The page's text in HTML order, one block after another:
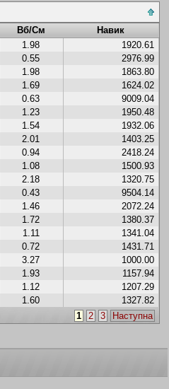
Вб/См
Навик
1.98
1920.61
0.55
2976.99
1.98
1863.80
1.69
1624.02
0.63
9009.04
1.23
1950.48
1.54
1932.06
2.01
1403.25
0.94
2418.24
1.08
1500.93
2.18
1320.75
0.43
9504.14
1.46
2072.24
1.72
1380.37
1.11
1341.04
0.72
1431.71
3.27
1000.00
1.93
1157.94
1.12
1207.29
1.60
1327.82
1
2 3 Наступна